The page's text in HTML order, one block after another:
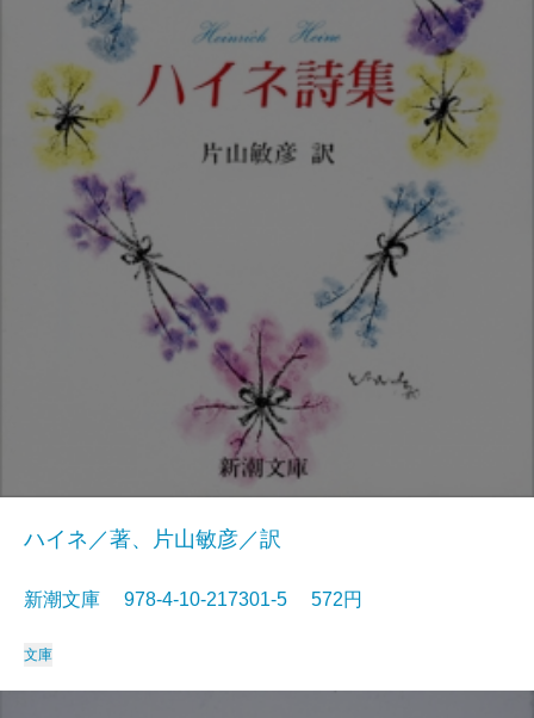
ハイネ／著、片山敏彦／訳
新潮文庫 978-4-10-217301-5 572円
文庫